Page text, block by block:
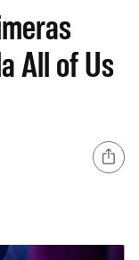
All of Us